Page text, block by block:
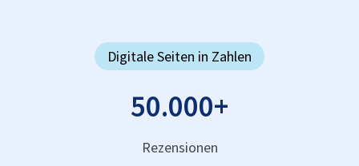
Digitale Seiten in Zahlen
50.000+
Rezensionen